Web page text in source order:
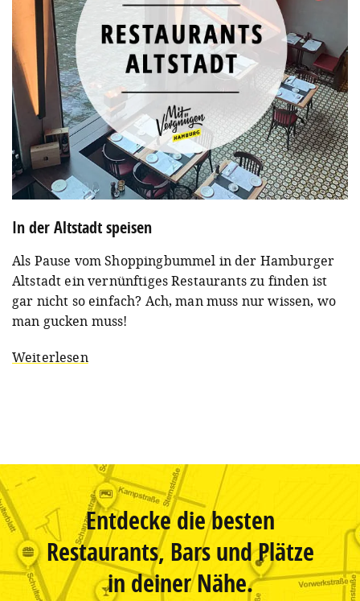
In der Altstadt speisen
Als Pause vom Shoppingbummel in der Hamburger
Altstadt ein vernünftiges Restaurants zu finden ist
gar nicht so einfach? Ach, man muss nur wissen, wo
man gucken muss!
Weiterlesen
Entdecke die besten
Restaurants, Bars und Plätze
in deiner Nähe.